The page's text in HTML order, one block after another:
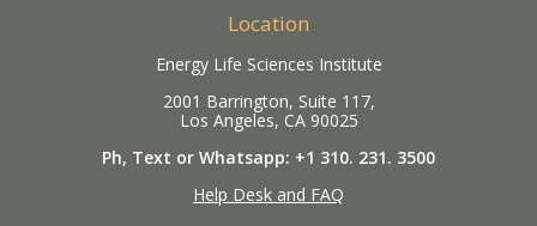
Location
Energy Life Sciences Institute
2001 Barrington, Suite 117,
Los Angeles, CA 90025
Ph, Text or Whatsapp: +1 310. 231. 3500
Help Desk and FAQ